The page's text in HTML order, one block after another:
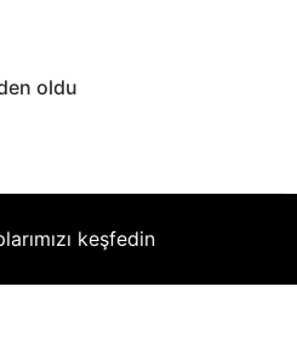
oldu
keşfedin